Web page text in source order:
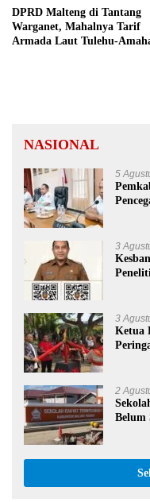
DPRD Malteng di Tantang
Warganet, Mahalnya Tarif
Armada Laut Tulehu-
NASIONAL
5
3
3
Ketua
2
Belum